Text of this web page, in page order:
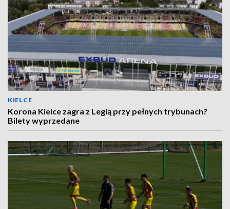
KIELCE
Korona Kielce zagra z Legią przy pełnych trybunach?
Bilety wyprzedane